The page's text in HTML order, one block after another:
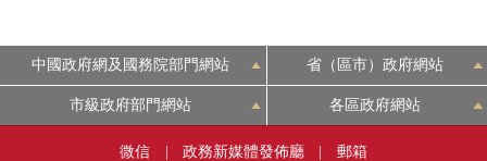
中國政府網及國務院部門網站 省（區市）政府網站
市級政府部門網站 各區政府網站
微信 政務新媒體發佈廳 郵箱